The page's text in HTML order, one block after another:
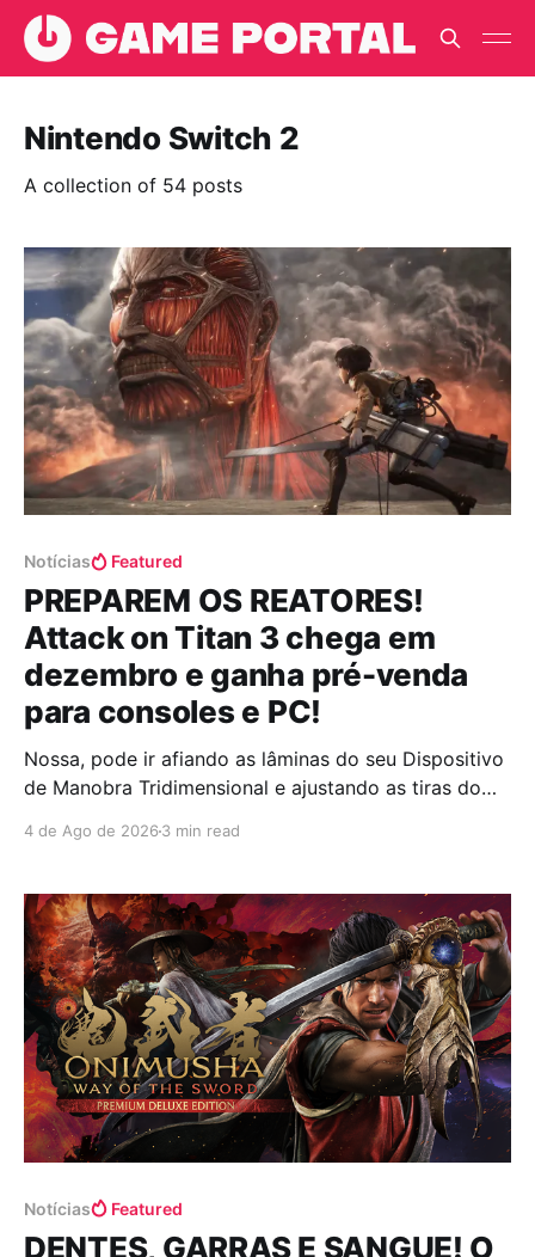
Nintendo Switch 2
A collection of 54 posts
Notícias Featured
PREPAREM OS REATORES!
Attack on Titan 3 chega em
dezembro e ganha pré-venda
para consoles e PC!
Nossa, pode ir afiando as lâminas do seu Dispositivo
de Manobra Tridimensional e ajustando as tiras do
oficial de Attack on Titan 3 veio voador direto nas
ritmo de um tambor de guerra
4 de Ago de 2026 3 min read
Notícias Featured
DENTES, GARRAS E SANGUE! O